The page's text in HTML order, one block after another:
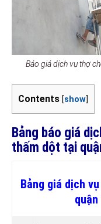
Báo giá dịch vụ thợ
Contents [show]
Bảng báo giá
thấm dột tại
Bảng giá dịch